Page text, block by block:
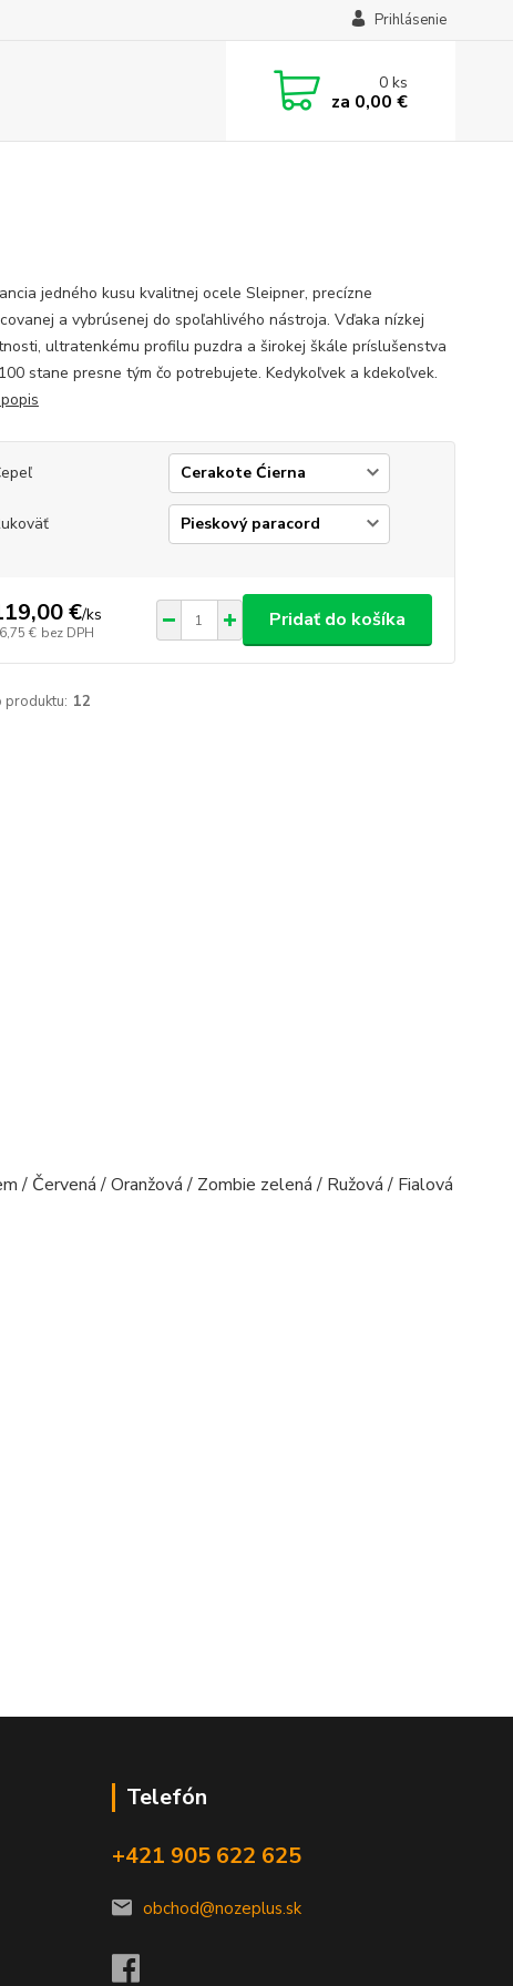
Prihlásenie
0ks
za 0,00 €
jedného kusu kvalitnej ocele Sleipner, precízne
a vybrúsenej do spoľahlivého nástroja. Vďaka nízkej
ultratenkému profilu puzdra a širokej škále príslušenstva
stane presne tým čo potrebujete. Kedykoľvek a kdekoľvek.
€/ks
€ bez DPH
Pridať do košíka
produktu: 12
/ Červená / Oranžová / Zombie zelená / Ružová / Fialová
Telefón
+421 905 622 625
obchod@nozeplus.sk